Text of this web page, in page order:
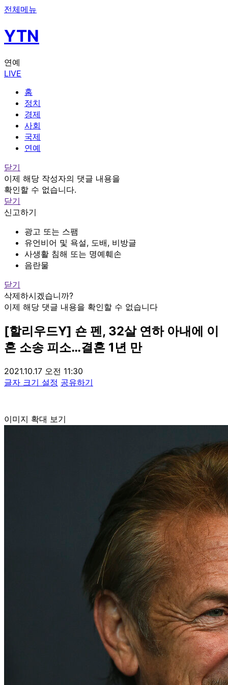
전체메뉴
YTN
연예
LIVE
홈
정치
경제
사회
국제
연예
닫기
이제 해당 작성자의 댓글 내용을
확인할 수 없습니다.
닫기
신고하기
광고 또는 스팸
유언비어 및 욕설, 도배, 비방글
사생활 침해 또는 명예훼손
음란물
닫기
삭제하시겠습니까?
이제 해당 댓글 내용을 확인할 수 없습니다
[할리우드Y] 숀 펜, 32살 연하 아내에 이
혼 소송 피소…결혼 1년 만
2021.10.17 오전 11:30
글자 크기 설정 공유하기
이미지 확대 보기